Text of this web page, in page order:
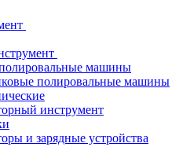
машины
полировальные машины
инструмент
и зарядные устройства